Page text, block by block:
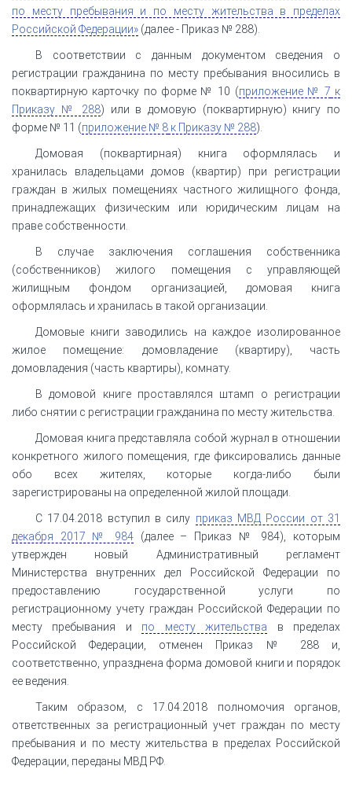
по месту пребывания и по месту жительства в пределах
Российской Федерации» (далее - Приказ № 288).
В соответствии с данным документом сведения о
регистрации гражданина по месту пребывания вносились в
поквартирную карточку по форме № 10 (приложение № 7 к
Приказу № 288) или в домовую (поквартирную) книгу по
форме № 11 (приложение № 8 к Приказу № 288).
Домовая (поквартирная) книга оформлялась и
хранилась владельцами домов (квартир) при регистрации
граждан в жилых помещениях частного жилищного фонда,
принадлежащих физическим или юридическим лицам на
праве собственности.
В случае заключения соглашения собственника
(собственников) жилого помещения с управляющей
жилищным фондом организацией, домовая книга
оформлялась и хранилась в такой организации.
Домовые книги заводились на каждое изолированное
жилое помещение: домовладение (квартиру), часть
домовладения (часть квартиры), комнату.
В домовой книге проставлялся штамп о регистрации
либо снятии с регистрации гражданина по месту жительства.
Домовая книга представляла собой журнал в отношении
конкретного жилого помещения, где фиксировались данные
обо всех жителях, которые когда-либо были
зарегистрированы на определенной жилой площади.
С 17.04.2018 вступил в силу приказ МВД России от 31
декабря 2017 № 984(далее – Приказ № 984), которым
утвержден новый Административный регламент
Министерства внутренних дел Российской Федерации по
предоставлению государственной услуги по
регистрационному учету граждан Российской Федерации по
месту пребывания и по месту жительства в пределах
Российской Федерации, отменен Приказ № 288 и,
соответственно, упразднена форма домовой книги и порядок
ее ведения.
Таким образом, с 17.04.2018 полномочия органов,
ответственных за регистрационный учет граждан по месту
пребывания и по месту жительства в пределах Российской
Федерации, переданы МВД РФ.